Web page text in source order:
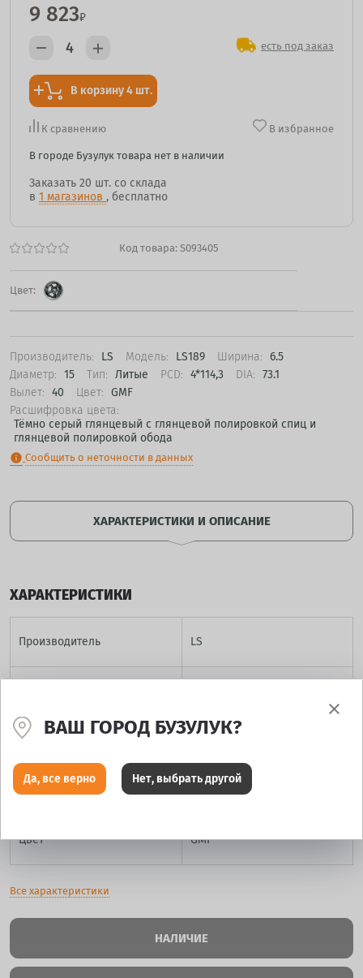
Код товара: S093405
Цвет:
Производитель: LS Модель: LS189 Ширина: 6.5
Диаметр: 15 Тип: Литые PCD: 4*114,3 DIA: 73.1
Вылет: 40 Цвет: GMF
Расшифровка цвета:
Тёмно серый глянцевый с глянцевой полировкой спиц и
глянцевой полировкой обода
info Сообщить о неточности в данных
9 823₽
есть под заказ
В корзину 4 шт.
К сравнению В избранное
В городе Бузулук товара нет в наличии
Заказать 20 шт. со склада
в 1 магазинов , бесплатно
ХАРАКТЕРИСТИКИ И ОПИСАНИЕ
ХАРАКТЕРИСТИКИ
Производитель LS
Диаметр
Цвет GMF
Все характеристики
НАЛИЧИЕ
ВАШ ГОРОД БУЗУЛУК?
Да, все верно Нет, выбрать другой